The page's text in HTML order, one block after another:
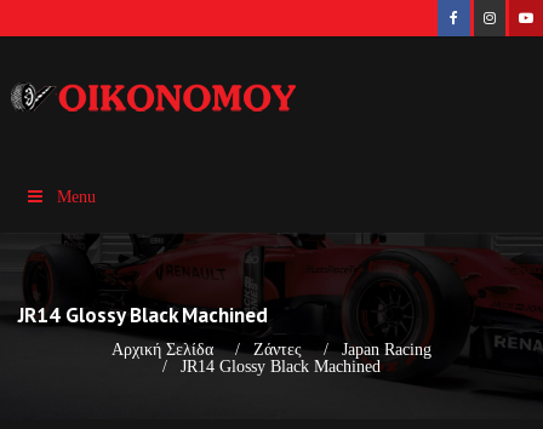
Menu
JR14 Glossy Black Machined
Αρχική Σελίδα Ζάντες
Japan Racing
JR14 Glossy Black Machined